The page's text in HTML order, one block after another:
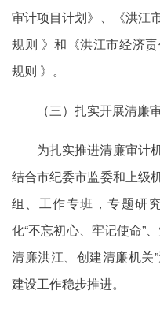
审计项目计划》、《洪江
规则 》和《洪江市经济
规则 》。
（三）扎实开展清廉
为扎实推进清廉审计
结合市纪委市监委和上级
组、工作专班，专题研
化“不忘初心、牢记使命”
清廉洪江、创建清廉机关
建设工作稳步推进。